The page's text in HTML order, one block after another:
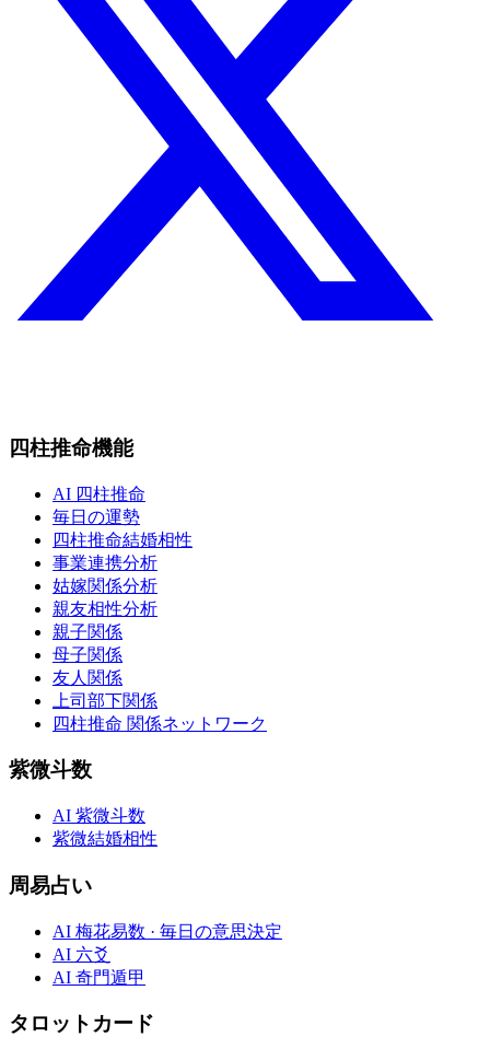
四柱推命機能
AI 四柱推命
毎日の運勢
四柱推命結婚相性
事業連携分析
姑嫁関係分析
親友相性分析
親子関係
母子関係
友人関係
上司部下関係
四柱推命 関係ネットワーク
紫微斗数
AI 紫微斗数
紫微結婚相性
周易占い
AI 梅花易数 · 毎日の意思決定
AI 六爻
AI 奇門遁甲
タロットカード